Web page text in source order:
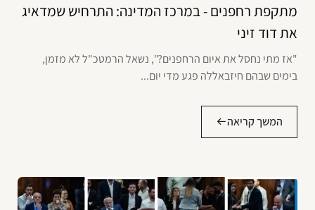
מתקפת רחפנים - במרכז המדינה: התרחיש שמדאיג
את דוד זיני
"אז מתי נחסל את איום הרחפנים?", נשאל הרמטכ"ל לא מזמן,
בימים שבהם חיזבאללה פגע מדי יום...
המשך קריאה